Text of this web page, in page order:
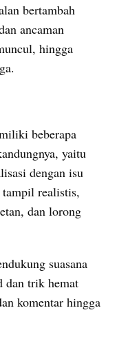
bertambah
ancaman
hingga
beberapa
yaitu
dengan isu
tampil realistis,
dan lorong
suasana
dan trik hemat
komentar hingga